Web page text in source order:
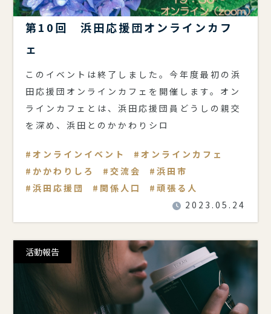
第10回 浜田応援団オンラインカフ
ェ
このイベントは終了しました。今年度最初の浜
田応援団オンラインカフェを開催します。オン
ラインカフェとは、浜田応援団員どうしの親交
を深め、浜田とのかかわりシロ
オンラインイベント
オンラインカフェ
かかわりしろ
交流会
浜田市
浜田応援団
関係人口
頑張る人
2023.05.24
活動報告